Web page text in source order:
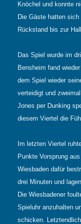
Knöchel und konnte
Die Gäste hatten
Rückstand bis zur
Das Spiel wurde im
Bensheim fand
dem Spiel wieder
verteidigt und
Jones per Dunking
diesem Viertel die
Im letzten Viertel
Punkte Vorsprung
Wiesbaden dafür
drei Minuten und
Die Wiesbadener
Spieluhr anzuhalten
schicken.